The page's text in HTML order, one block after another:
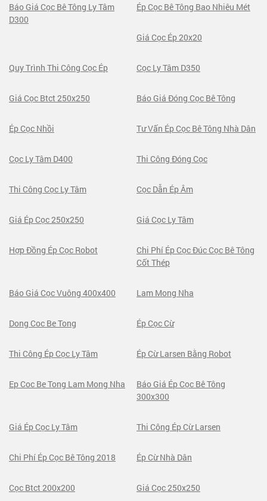
Báo Giá Cọc Bê Tông Ly Tâm
D300
Ép Cọc Bê Tông Bao Nhiêu Mét
Giá Cọc Ép 20x20
Quy Trình Thi Công Cọc Ép Cọc Ly Tâm D350
Giá Cọc Btct 250x250 Báo Giá Đóng Cọc Bê Tông
Ép Cọc Nhồi Tư Vấn Ép Cọc Bê Tông Nhà Dân
Cọc Ly Tâm D400 Thi Công Đóng Cọc
Thi Công Cọc Ly Tâm Cọc Dẫn Ép Âm
Giá Ép Cọc 250x250 Giá Cọc Ly Tâm
Hợp Đồng Ép Cọc Robot
Chi Phí Ép Cọc Đúc Cọc Bê Tông
Cốt Thép
Báo Giá Cọc Vuông 400x400 Lam Mong Nha
Dong Coc Be Tong Ép Cọc Cừ
Thi Công Ép Cọc Ly Tâm Ép Cừ Larsen Bằng Robot
Ep Coc Be Tong Lam Mong Nha
Báo Giá Ép Cọc Bê Tông
300x300
Giá Ép Cọc Ly Tâm Thi Công Ép Cừ Larsen
Chi Phí Ép Cọc Bê Tông 2018 Ép Cừ Nhà Dân
Cọc Btct 200x200 Giá Cọc 250x250